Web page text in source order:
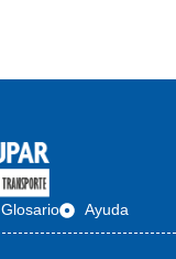
Glosario Ayuda